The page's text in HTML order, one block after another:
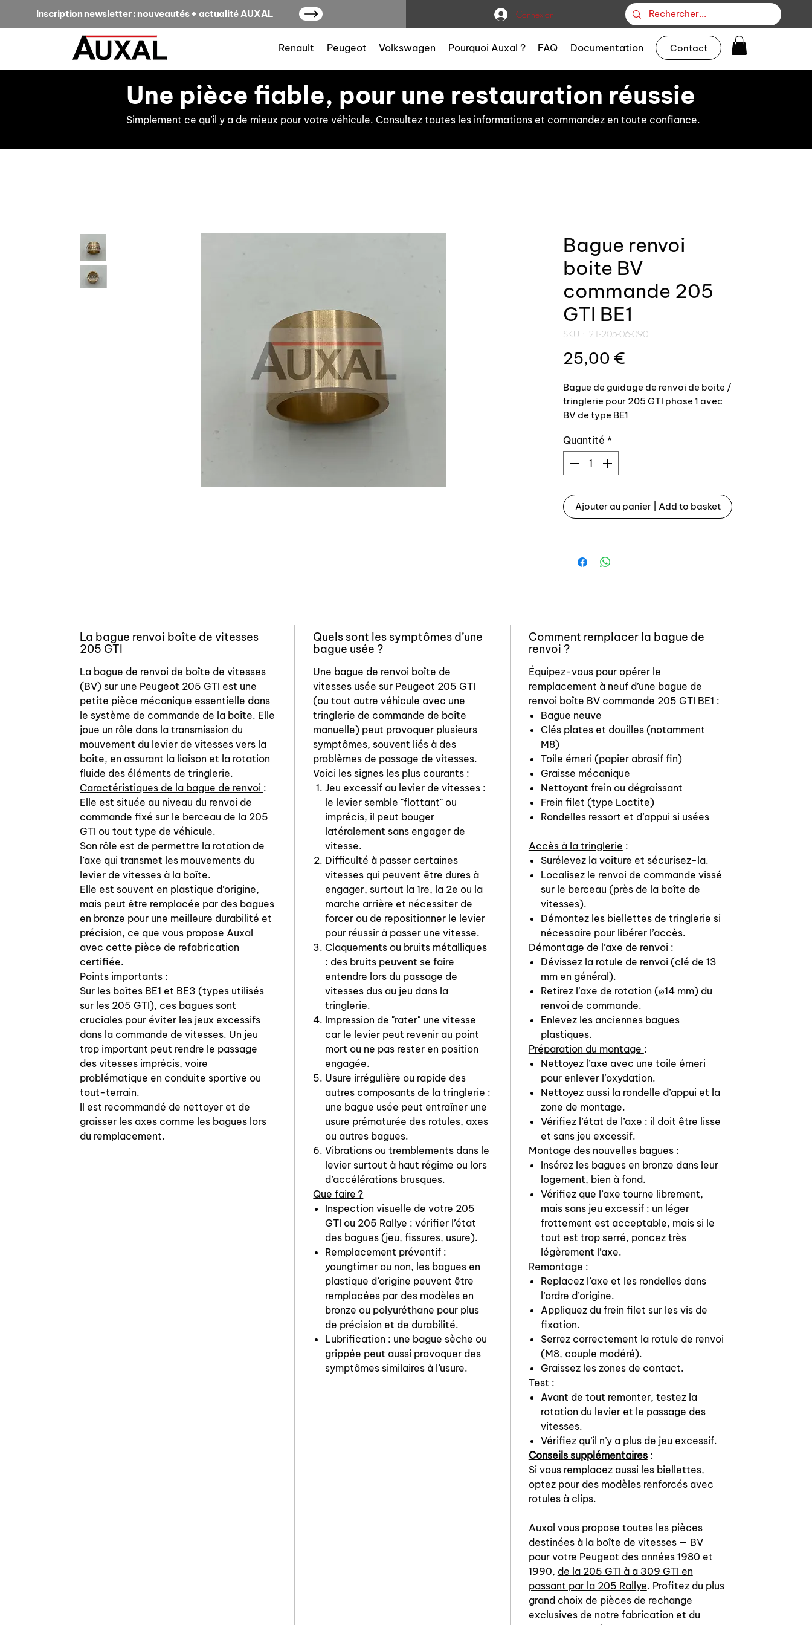
Inscription newsletter : nouveautés + actualité AUXAL Connexion
Renault Peugeot Volkswagen Pourquoi Auxal ? FAQ Documentation Contact
Une pièce fiable, pour une restauration réussie
Simplement ce qu’il y a de mieux pour votre véhicule. Consultez toutes les informations et commandez en toute confiance.
Bague renvoi
boite BV
commande 205
GTI BE1
SKU : 21-205-06-090
25,00 €
Bague de guidage de renvoi de boite /
tringlerie pour 205 GTI phase 1 avec
BV de type BE1
Bague en bronze CuSn7Pb7Zn3 / U-
E7PB7Z3 pour une fiabilitée sans
Quantité *
Ajouter au panier | Add to basket
La bague renvoi boîte de vitesses
205 GTI
La bague de renvoi de boîte de vitesses
(BV) sur une Peugeot 205 GTI est une
petite pièce mécanique essentielle dans
le système de commande de la boîte. Elle
joue un rôle dans la transmission du
mouvement du levier de vitesses vers la
boîte, en assurant la liaison et la rotation
fluide des éléments de tringlerie.
Caractéristiques de la bague de renvoi :
Elle est située au niveau du renvoi de
commande fixé sur le berceau de la 205
GTI ou tout type de véhicule.
Son rôle est de permettre la rotation de
l’axe qui transmet les mouvements du
levier de vitesses à la boîte.
Elle est souvent en plastique d’origine,
mais peut être remplacée par des bagues
en bronze pour une meilleure durabilité et
précision, ce que vous propose Auxal
avec cette pièce de refabrication
certifiée.
Points importants :
Sur les boîtes BE1 et BE3 (types utilisés
sur les 205 GTI), ces bagues sont
cruciales pour éviter les jeux excessifs
dans la commande de vitesses. Un jeu
trop important peut rendre le passage
des vitesses imprécis, voire
problématique en conduite sportive ou
tout-terrain.
Il est recommandé de nettoyer et de
graisser les axes comme les bagues lors
du remplacement.
Quels sont les symptômes d’une
bague usée ?
Une bague de renvoi boîte de
vitesses usée sur Peugeot 205 GTI
(ou tout autre véhicule avec une
tringlerie de commande de boîte
manuelle) peut provoquer plusieurs
symptômes, souvent liés à des
problèmes de passage de vitesses.
Voici les signes les plus courants :
Jeu excessif au levier de vitesses :
le levier semble "flottant" ou
imprécis, il peut bouger
latéralement sans engager de
vitesse.
Difficulté à passer certaines
vitesses qui peuvent être dures à
engager, surtout la 1re, la 2e ou la
marche arrière et nécessiter de
forcer ou de repositionner le levier
pour réussir à passer une vitesse.
Claquements ou bruits métalliques
: des bruits peuvent se faire
entendre lors du passage de
vitesses dus au jeu dans la
tringlerie.
Impression de "rater" une vitesse
car le levier peut revenir au point
mort ou ne pas rester en position
engagée.
Usure irrégulière ou rapide des
autres composants de la tringlerie :
une bague usée peut entraîner une
usure prématurée des rotules, axes
ou autres bagues.
Vibrations ou tremblements dans le
levier surtout à haut régime ou lors
d’accélérations brusques.
Que faire ?
Inspection visuelle de votre 205
GTI ou 205 Rallye : vérifier l’état
des bagues (jeu, fissures, usure).
Remplacement préventif :
youngtimer ou non, les bagues en
plastique d’origine peuvent être
remplacées par des modèles en
bronze ou polyuréthane pour plus
de précision et de durabilité.
Lubrification : une bague sèche ou
grippée peut aussi provoquer des
symptômes similaires à l’usure.
Comment remplacer la bague de
renvoi ?
Équipez-vous pour opérer le
remplacement à neuf d’une bague de
renvoi boîte BV commande 205 GTI BE1 :
Bague neuve
Clés plates et douilles (notamment
M8)
Toile émeri (papier abrasif fin)
Graisse mécanique
Nettoyant frein ou dégraissant
Frein filet (type Loctite)
Rondelles ressort et d’appui si usées
Accès à la tringlerie :
Surélevez la voiture et sécurisez-la.
Localisez le renvoi de commande vissé
sur le berceau (près de la boîte de
vitesses).
Démontez les biellettes de tringlerie si
nécessaire pour libérer l’accès.
Démontage de l’axe de renvoi :
Dévissez la rotule de renvoi (clé de 13
mm en général).
Retirez l’axe de rotation (⌀14 mm) du
renvoi de commande.
Enlevez les anciennes bagues
plastiques.
Préparation du montage :
Nettoyez l’axe avec une toile émeri
pour enlever l’oxydation.
Nettoyez aussi la rondelle d’appui et la
zone de montage.
Vérifiez l’état de l’axe : il doit être lisse
et sans jeu excessif.
Montage des nouvelles bagues:
Insérez les bagues en bronze dans leur
logement, bien à fond.
Vérifiez que l’axe tourne librement,
mais sans jeu excessif : un léger
frottement est acceptable, mais si le
tout est trop serré, poncez très
légèrement l’axe.
Remontage :
Replacez l’axe et les rondelles dans
l’ordre d’origine.
Appliquez du frein filet sur les vis de
fixation.
Serrez correctement la rotule de renvoi
(M8, couple modéré).
Graissez les zones de contact.
Test :
Avant de tout remonter, testez la
rotation du levier et le passage des
vitesses.
Vérifiez qu’il n’y a plus de jeu excessif.
Conseils supplémentaires:
Si vous remplacez aussi les biellettes,
optez pour des modèles renforcés avec
rotules à clips.
Auxal vous propose toutes les pièces
destinées à la boîte de vitesses — BV
pour votre Peugeot des années 1980 et
1990, de la 205 GTI à a 309 GTI en
passant par la 205 Rallye. Profitez du plus
grand choix de pièces de rechange
exclusives de notre fabrication et du